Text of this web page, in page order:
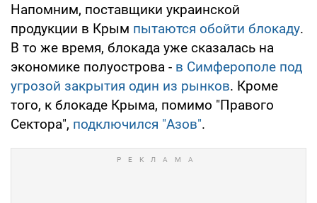
Напомним, поставщики украинской
продукции в Крым пытаются обойти блокаду.
В то же время, блокада уже сказалась на
экономике полуострова - в Симферополе под
угрозой закрытия один из рынков. Кроме
того, к блокаде Крыма, помимо "Правого
Сектора", подключился "Азов".